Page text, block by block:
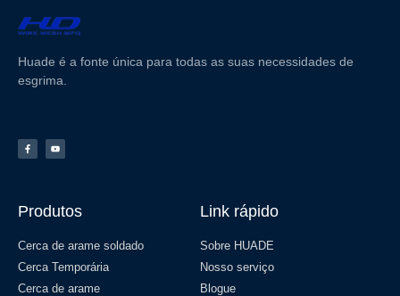
Huade é a fonte única para todas as suas necessidades de
esgrima.
Produtos
Cerca de arame soldado
Cerca Temporária
Cerca de arame
Link rápido
Sobre HUADE
Nosso serviço
Blogue